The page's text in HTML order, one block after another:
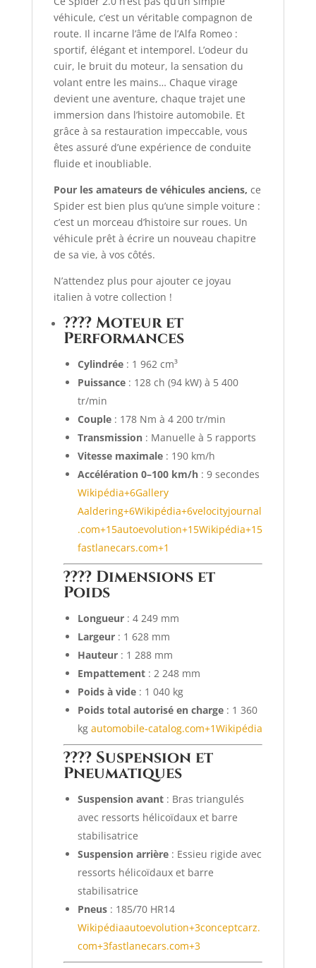
véhicule, c’est un véritable compagnon de
route. Il incarne l’âme de l’Alfa Romeo :
sportif, élégant et intemporel. L’odeur du
cuir, le bruit du moteur, la sensation du
volant entre les mains… Chaque virage
devient une aventure, chaque trajet une
immersion dans l’histoire automobile. Et
grâce à sa restauration impeccable, vous
êtes assuré d’une expérience de conduite
fluide et inoubliable.
Pour les amateurs de véhicules anciens, ce
Spider est bien plus qu’une simple voiture :
c’est un morceau d’histoire sur roues. Un
véhicule prêt à écrire un nouveau chapitre
de sa vie, à vos côtés.
N’attendez plus pour ajouter ce joyau
italien à votre collection !
???? Moteur et
Performances
Cylindrée: 1 962 cm³
Puissance: 128 ch (94 kW) à 5 400
tr/min
Couple: 178 Nm à 4 200 tr/min
Transmission: Manuelle à 5 rapports
Vitesse maximale: 190 km/h
Accélération 0–100 km/h: 9 secondes
Wikipédia+6Gallery
Aaldering+6Wikipédia+6velocityjournal
.com+15autoevolution+15Wikipédia+15
fastlanecars.com+1
???? Dimensions et
Poids
Longueur: 4 249 mm
Largeur: 1 628 mm
Hauteur: 1 288 mm
Empattement: 2 248 mm
Poids à vide: 1 040 kg
Poids total autorisé en charge: 1 360
kg automobile-catalog.com+1Wikipédia
???? Suspension et
Pneumatiques
Suspension avant: Bras triangulés
avec ressorts hélicoïdaux et barre
stabilisatrice
Suspension arrière: Essieu rigide avec
ressorts hélicoïdaux et barre
stabilisatrice
Pneus: 185/70 HR14
Wikipédiaautoevolution+3conceptcarz.
com+3fastlanecars.com+3